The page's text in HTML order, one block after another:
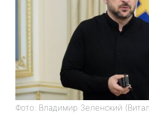
Фото: Владимир Зеленский